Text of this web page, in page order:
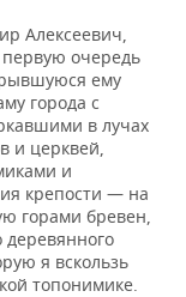
Алексеевич,
очередь
ему
города с
в лучах
и церквей,
и
крепости — на
горами бревен,
деревянного
я вскользь
топонимике.